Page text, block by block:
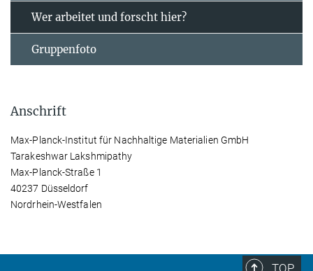
Wer arbeitet und forscht hier?
Gruppenfoto
Anschrift
Max-Planck-Institut für Nachhaltige Materialien GmbH
Tarakeshwar Lakshmipathy
Max-Planck-Straße 1
40237 Düsseldorf
Nordrhein-Westfalen
TOP